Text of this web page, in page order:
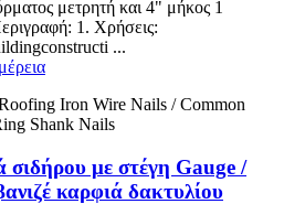
μετρητή και 4" μήκος 1
1. Χρήσεις:
...
σιδήρου με στέγη Gauge /
καρφιά δακτυλίου